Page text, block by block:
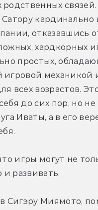
связей.
кардинально
отказавшись
хардкорных
простых,
игровой механикой
всех возрастов.
до сих пор, но не
Иваты, а в его
игры могут не
и развивать.
Сигэру Миямото,